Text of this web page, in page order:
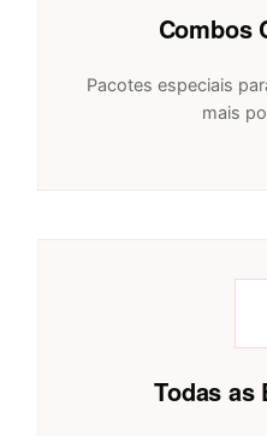
Combos
Pacotes especiais
mais
Todas as